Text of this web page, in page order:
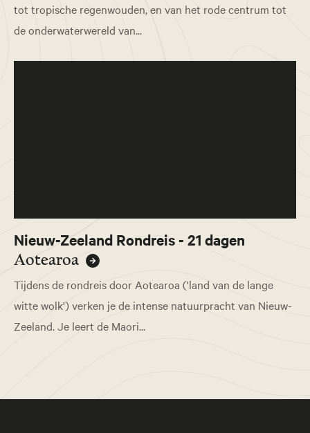
tot tropische regenwouden, en van het rode centrum tot
de onderwaterwereld van...
Nieuw-Zeeland Rondreis - 21 dagen
Aotearoa
Tijdens de rondreis door Aotearoa ('land van de lange
witte wolk') verken je de intense natuurpracht van Nieuw-
Zeeland. Je leert de Maori...